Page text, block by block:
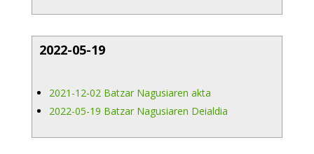
2022-05-19
2021-12-02 Batzar Nagusiaren akta
2022-05-19 Batzar Nagusiaren Deialdia